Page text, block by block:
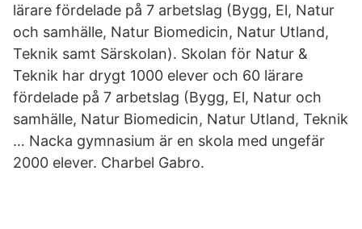
lärare fördelade på 7 arbetslag (Bygg, El, Natur
och samhälle, Natur Biomedicin, Natur Utland,
Teknik samt Särskolan). Skolan för Natur &
Teknik har drygt 1000 elever och 60 lärare
fördelade på 7 arbetslag (Bygg, El, Natur och
samhälle, Natur Biomedicin, Natur Utland, Teknik
… Nacka gymnasium är en skola med ungefär
2000 elever. Charbel Gabro.